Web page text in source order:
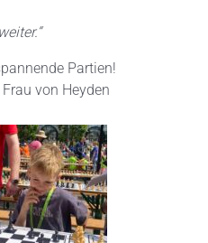
Partien!
von Heyden